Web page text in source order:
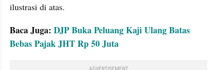
ilustrasi di atas.
Baca Juga: DJP Buka Peluang Kaji Ulang Batas
Bebas Pajak JHT Rp 50 Juta